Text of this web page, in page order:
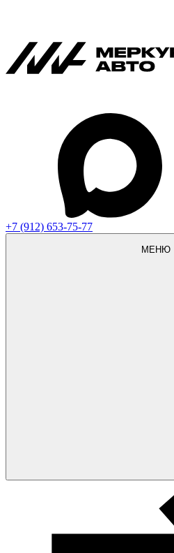
+7 (912) 653-75-77
МЕНЮ